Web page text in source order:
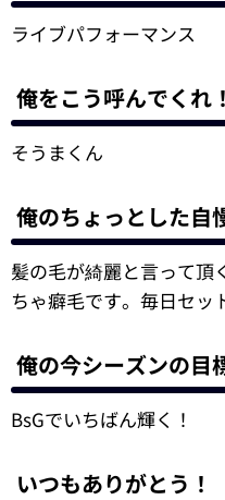
ライブパフォーマンス
俺をこう呼んでくれ！
そうまくん
俺のちょっとした自
髪の毛が綺麗と言って頂
ちゃ癖毛です。毎日セッ
俺の今シーズンの目
BsGでいちばん輝く！
いつもありがとう！